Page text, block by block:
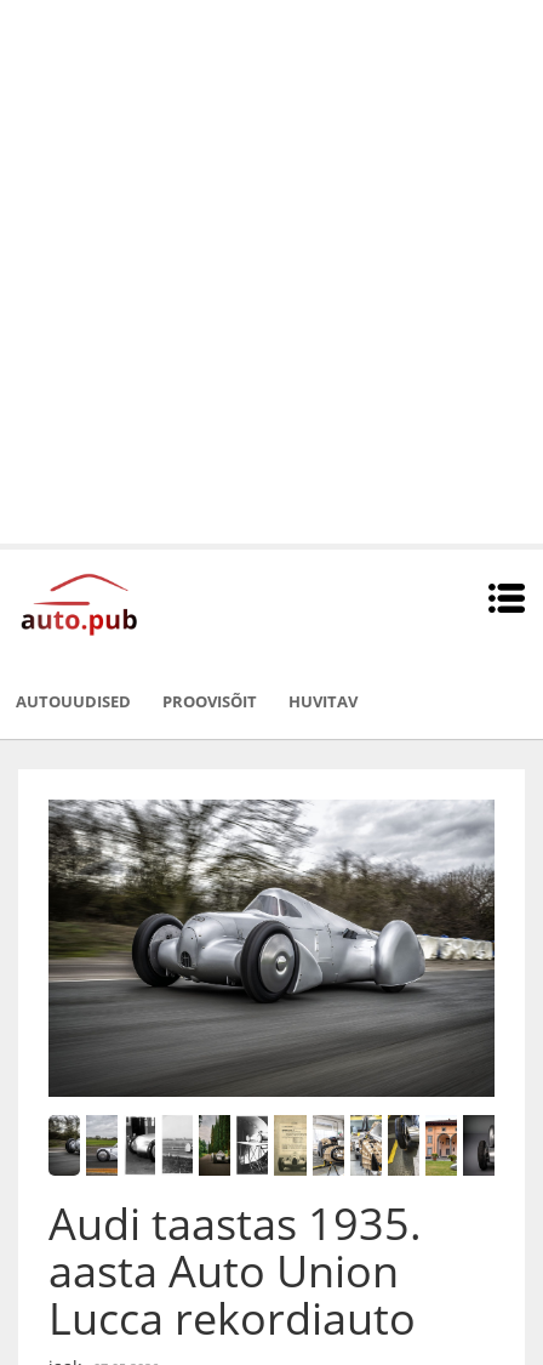
AUTOUUDISED PROOVISÕIT HUVITAV
Audi taastas 1935.
aasta Auto Union
Lucca rekordiauto